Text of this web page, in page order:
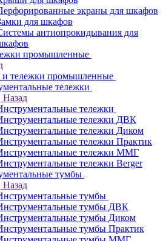
экраны для шкафов
для шкафов
антиопрокидывания для
промышленные
тележки промышленные
тележки
Назад
тележки
тележки ДВК
тележки Диком
тележки Практик
тележки ММГ
тележки Berger
тумбы
Назад
тумбы
тумбы ДВК
тумбы Диком
тумбы Практик